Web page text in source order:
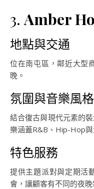
3. Amber
地點與交通
位在南屯區，鄰近大型
晚。
氛圍與音樂風格
結合復古與現代元素的
樂涵蓋R&B、Hip-Hop與
特色服務
提供主題派對與定期活
會，讓顧客有不同的夜晚